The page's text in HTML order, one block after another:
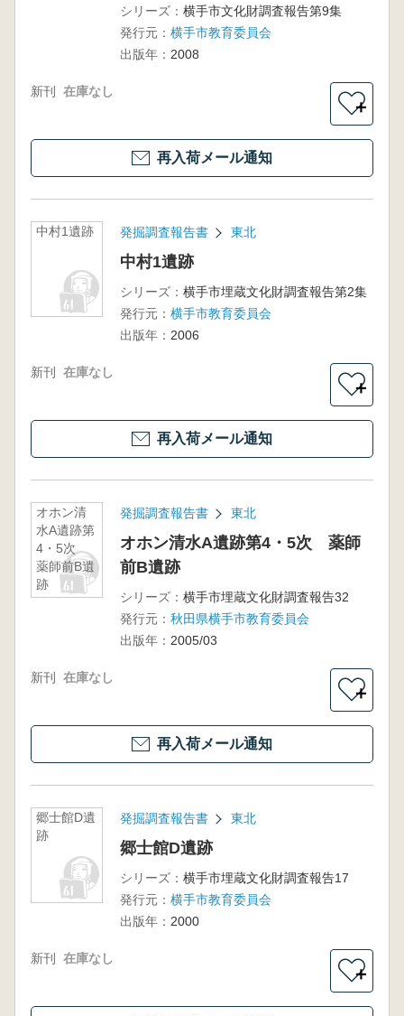
シリーズ： 横手市文化財調査報告第9集
発行元： 横手市教育委員会
出版年： 2008
新刊 在庫なし
＋
再入荷メール通知
中村1遺跡 発掘調査報告書 東北
中村1遺跡
シリーズ： 横手市埋蔵文化財調査報告第2集
発行元： 横手市教育委員会
出版年： 2006
新刊 在庫なし
＋
再入荷メール通知
オホン清
水A遺跡第
4・5次
薬師前B遺
跡
発掘調査報告書 東北
オホン清水A遺跡第4・5次 薬師
前B遺跡
シリーズ： 横手市埋蔵文化財調査報告32
発行元： 秋田県横手市教育委員会
出版年： 2005/03
新刊 在庫なし
＋
再入荷メール通知
郷士館D遺
跡
発掘調査報告書 東北
郷士館D遺跡
シリーズ： 横手市埋蔵文化財調査報告17
発行元： 横手市教育委員会
出版年： 2000
新刊 在庫なし
＋